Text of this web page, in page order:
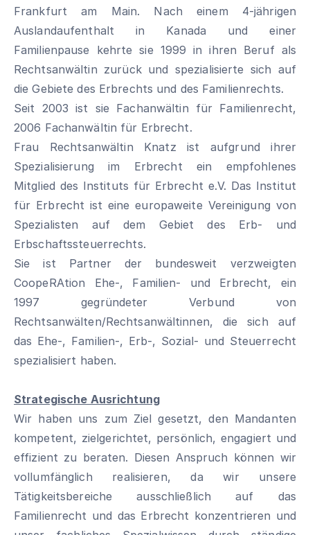
Frankfurt am Main. Nach einem 4-jährigen
Auslandaufenthalt in Kanada und einer
Familienpause kehrte sie 1999 in ihren Beruf als
Rechtsanwältin zurück und spezialisierte sich auf
die Gebiete des Erbrechts und des Familienrechts.
Seit 2003 ist sie Fachanwältin für Familienrecht,
2006 Fachanwältin für Erbrecht.
Frau Rechtsanwältin Knatz ist aufgrund ihrer
Spezialisierung im Erbrecht ein empfohlenes
Mitglied des Instituts für Erbrecht e.V. Das Institut
für Erbrecht ist eine europaweite Vereinigung von
Spezialisten auf dem Gebiet des Erb- und
Erbschaftssteuerrechts.
Sie ist Partner der bundesweit verzweigten
CoopeRAtion Ehe-, Familien- und Erbrecht, ein
1997 gegründeter Verbund von
Rechtsanwälten/Rechtsanwältinnen, die sich auf
das Ehe-, Familien-, Erb-, Sozial- und Steuerrecht
spezialisiert haben.
Strategische Ausrichtung
Wir haben uns zum Ziel gesetzt, den Mandanten
kompetent, zielgerichtet, persönlich, engagiert und
effizient zu beraten. Diesen Anspruch können wir
vollumfänglich realisieren, da wir unsere
Tätigkeitsbereiche ausschließlich auf das
Familienrecht und das Erbrecht konzentrieren und